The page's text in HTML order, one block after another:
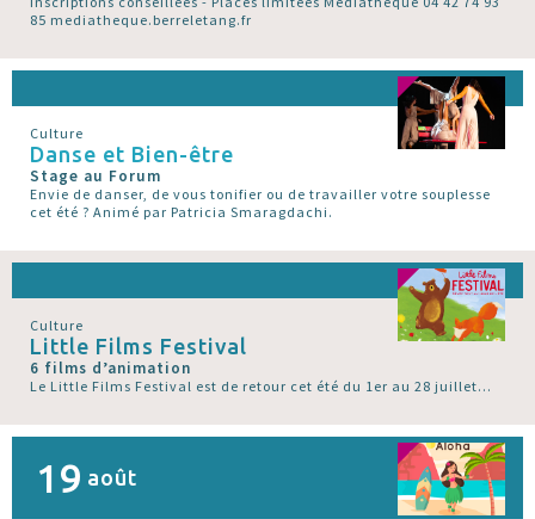
85 mediatheque.berreletang.fr
Culture
Danse et Bien-être
Stage au Forum
Envie de danser, de vous tonifier ou de travailler votre souplesse
cet été ? Animé par Patricia Smaragdachi.
Culture
Little Films Festival
6 films d’animation
Le Little Films Festival est de retour cet été du 1er au 28 juillet...
19 août